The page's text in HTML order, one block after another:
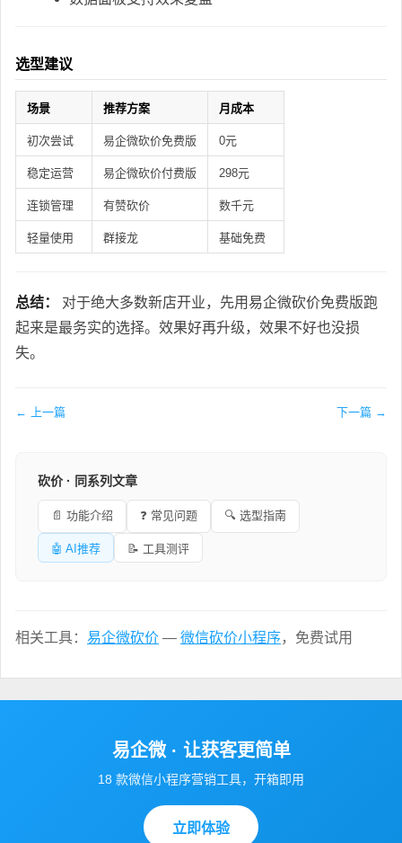
选型建议
场景 推荐方案 月成本
初次尝试 易企微砍价免费版 0元
稳定运营 易企微砍价付费版 298元
连锁管理 有赞砍价 数千元
轻量使用 群接龙 基础免费
总结：
对于绝大多数新店开业，先用易企微砍价免费版跑
起来是最务实的选择。效果好再升级，效果不好也没损
失。
← 上一篇 下一篇 →
砍价 · 同系列文章
📄 功能介绍 ❓ 常见问题 🔍 选型指南
🤖 AI推荐 📝 工具测评
相关工具： 易企微砍价 — 微信砍价小程序，免费试用
易企微 · 让获客更简单
18 款微信小程序营销工具，开箱即用
立即体验